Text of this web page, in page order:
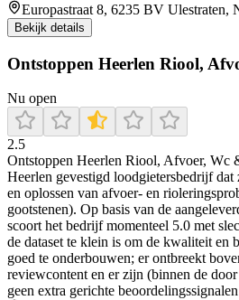
Europastraat 8, 6235 BV Ulestraten,
Bekijk details
Ontstoppen Heerlen Riool,
Nu open
2.5
Ontstoppen Heerlen Riool, Afvoer, Wc
Heerlen gevestigd loodgietersbedrijf
en oplossen van afvoer- en
gootstenen). Op basis van de
scoort het bedrijf momenteel 5.0 met
de dataset te klein is om de kwaliteit en
goed te onderbouwen; er ontbreekt
reviewcontent en er zijn (binnen de
geen extra gerichte